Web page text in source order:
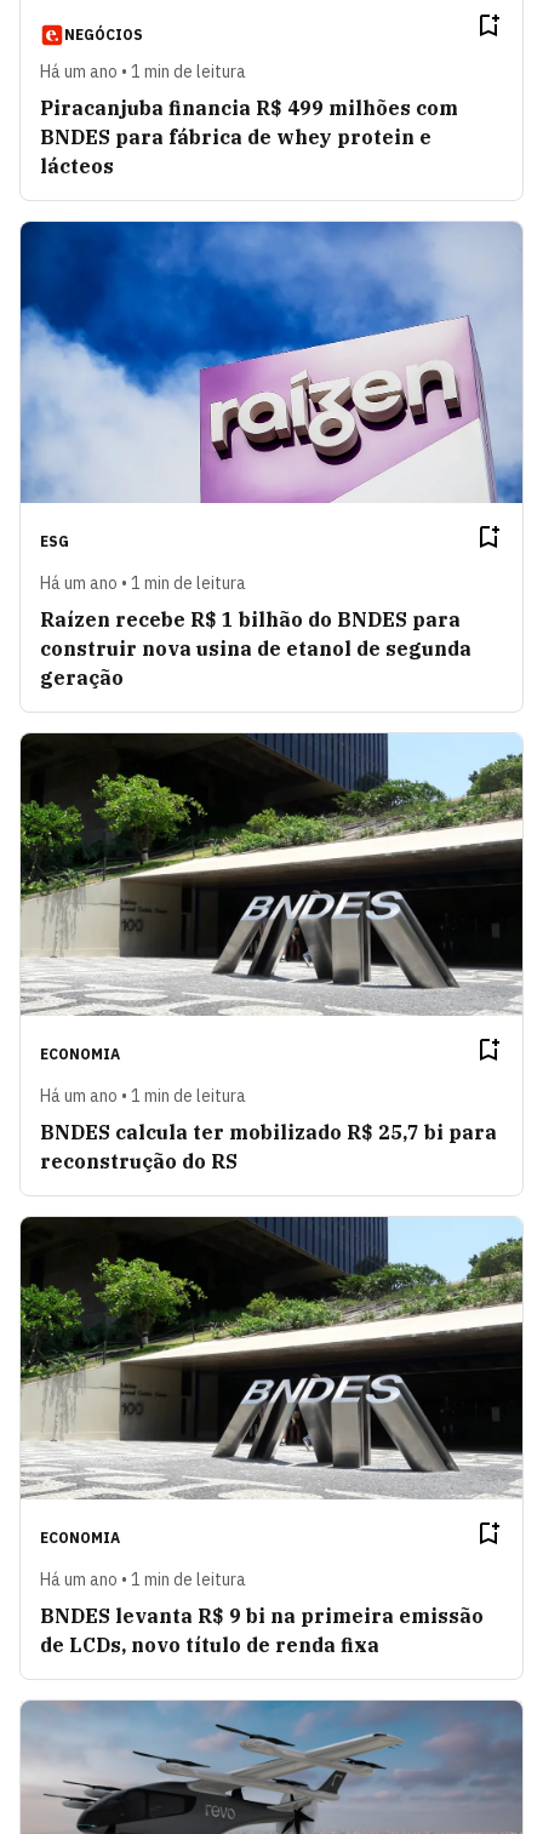
NEGÓCIOS
Há um ano • 1 min de leitura
Piracanjuba financia R$ 499 milhões com
BNDES para fábrica de whey protein e
lácteos
ESG
Há um ano • 1 min de leitura
Raízen recebe R$ 1 bilhão do BNDES para
construir nova usina de etanol de segunda
geração
ECONOMIA
Há um ano • 1 min de leitura
BNDES calcula ter mobilizado R$ 25,7 bi para
reconstrução do RS
ECONOMIA
Há um ano • 1 min de leitura
BNDES levanta R$ 9 bi na primeira emissão
de LCDs, novo título de renda fixa